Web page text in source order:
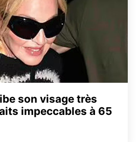
son visage très
impeccables à 65